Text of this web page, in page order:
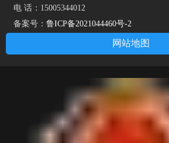
电 话：15005344012
备案号： 鲁ICP备2021044460号-2
网站地图